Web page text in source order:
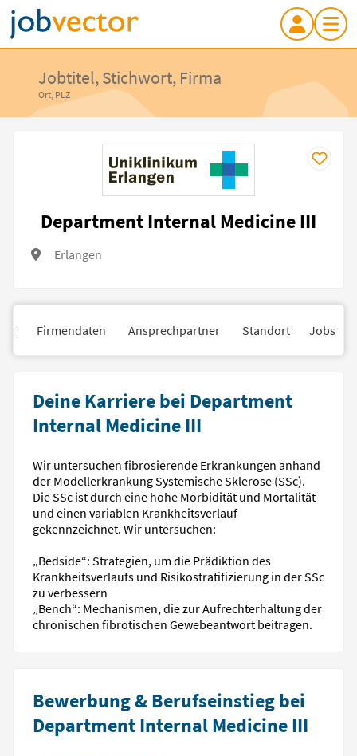
Jobtitel, Stichwort, Firma
Ort, PLZ
Department Internal Medicine III
Erlangen
Firmendaten Ansprechpartner Standort Jobs
Deine Karriere bei Department
Internal Medicine III
Wir untersuchen fibrosierende Erkrankungen anhand
der Modellerkrankung Systemische Sklerose (SSc).
Die SSc ist durch eine hohe Morbidität und Mortalität
und einen variablen Krankheitsverlauf
gekennzeichnet. Wir untersuchen:
„Bedside“: Strategien, um die Prädiktion des
Krankheitsverlaufs und Risikostratifizierung in der SSc
zu verbessern
„Bench“: Mechanismen, die zur Aufrechterhaltung der
chronischen fibrotischen Gewebeantwort beitragen.
Bewerbung & Berufseinstieg bei
Department Internal Medicine III